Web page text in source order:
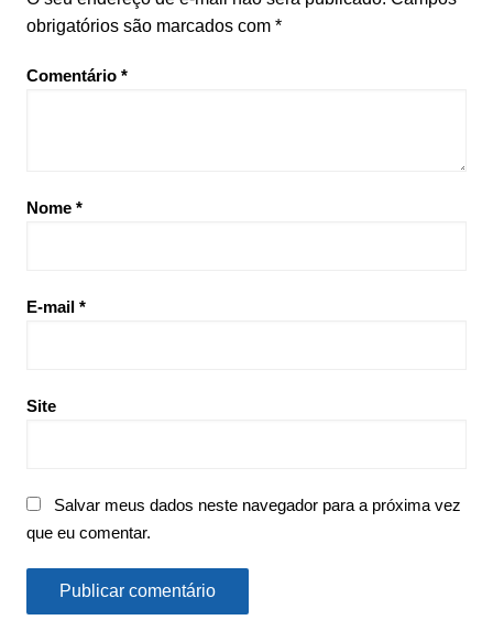
obrigatórios são marcados com *
Comentário *
Nome *
E-mail *
Site
Salvar meus dados neste navegador para a próxima vez
que eu comentar.